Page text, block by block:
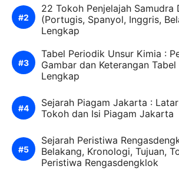
22 Tokoh Penjelajah Samudra
(Portugis, Spanyol, Inggris,
Lengkap
Tabel Periodik Unsur Kimia :
Gambar dan Keterangan
Lengkap
Sejarah Piagam Jakarta :
Tokoh dan Isi Piagam Jakarta
Sejarah Peristiwa
Belakang, Kronologi, Tujuan,
Peristiwa Rengasdengklok